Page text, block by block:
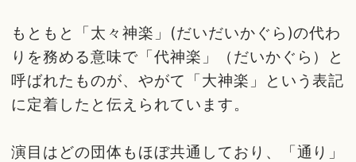
もともと「太々神楽」(だいだいかぐら)の代わ
りを務める意味で「代神楽」（だいかぐら）と
呼ばれたものが、やがて「大神楽」という表記
に定着したと伝えられています。
演目はどの団体もほぼ共通しており、「通り」